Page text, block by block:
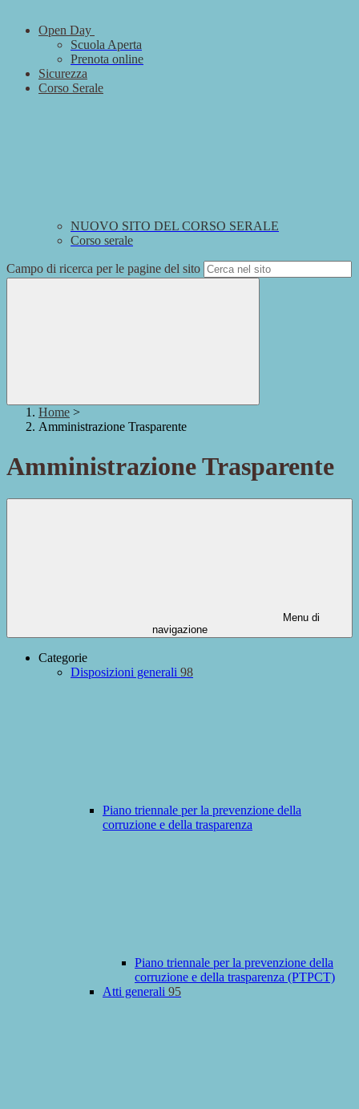
Open Day
Scuola Aperta
Prenota online
Sicurezza
Corso Serale
NUOVO SITO DEL CORSO SERALE
Corso serale
Campo di ricerca per le pagine del sito
Home >
Amministrazione Trasparente
Amministrazione Trasparente
Menu di
navigazione
Categorie
Disposizioni generali 98
Piano triennale per la prevenzione della
corruzione e della trasparenza
Piano triennale per la prevenzione della
corruzione e della trasparenza (PTPCT)
Atti generali 95